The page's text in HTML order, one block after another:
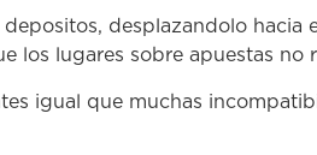
desplazandolo hacia
los lugares sobre apuestas no
igual que muchas